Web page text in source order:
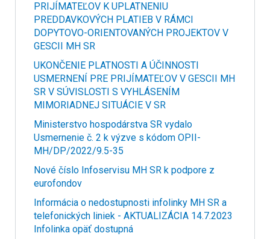
PRIJÍMATEĽOV K UPLATNENIU
PREDDAVKOVÝCH PLATIEB V RÁMCI
DOPYTOVO-ORIENTOVANÝCH PROJEKTOV V
GESCII MH SR
UKONČENIE PLATNOSTI A ÚČINNOSTI
USMERNENÍ PRE PRIJÍMATEĽOV V GESCII MH
SR V SÚVISLOSTI S VYHLÁSENÍM
MIMORIADNEJ SITUÁCIE V SR
Ministerstvo hospodárstva SR vydalo
Usmernenie č. 2 k výzve s kódom OPII-
MH/DP/2022/9.5-35
Nové číslo Infoservisu MH SR k podpore z
eurofondov
Informácia o nedostupnosti infolinky MH SR a
telefonických liniek - AKTUALIZÁCIA 14.7.2023
Infolinka opäť dostupná